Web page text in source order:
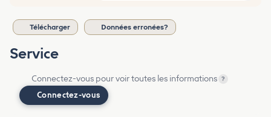
Télécharger Données erronées?
Service
Connectez-vous pour voir toutes les informations ?
Connectez-vous